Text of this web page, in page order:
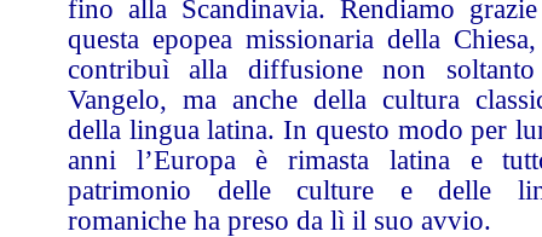
fino alla Scandinavia. Rendiamo
questa epopea missionaria della
contribuì alla diffusione non
Vangelo, ma anche della cultura
della lingua latina. In questo modo per
anni l’Europa è rimasta latina e
patrimonio delle culture e delle
romaniche ha preso da lì il suo avvio.